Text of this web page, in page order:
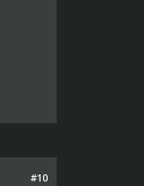
#10